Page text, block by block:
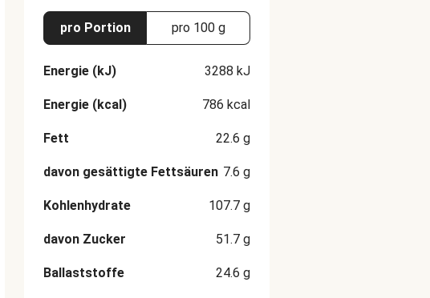
pro Portion pro 100 g
Energie (kJ) 3288 kJ
Energie (kcal) 786 kcal
Fett 22.6 g
davon gesättigte Fettsäuren 7.6 g
Kohlenhydrate 107.7 g
davon Zucker 51.7 g
Ballaststoffe 24.6 g